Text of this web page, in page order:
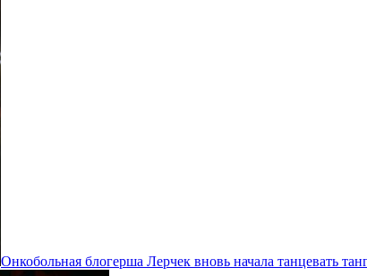
Онкобольная блогерша Лерчек вновь начала танцевать